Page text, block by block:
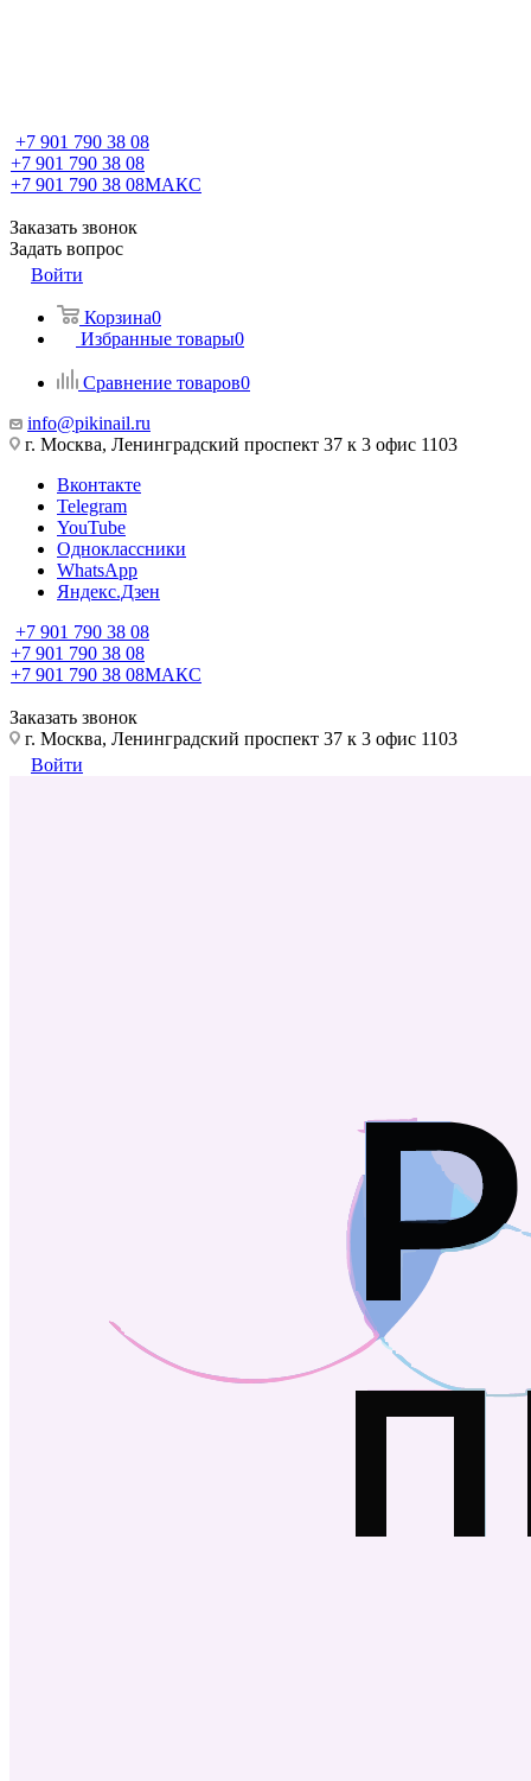
+7 901 790 38 08
+7 901 790 38 08
+7 901 790 38 08МАКС
Заказать звонок
Задать вопрос
Войти
Корзина0
Избранные товары0
Сравнение товаров0
info@pikinail.ru
г. Москва, Ленинградский проспект 37 к 3 офис 1103
Вконтакте
Telegram
YouTube
Одноклассники
WhatsApp
Яндекс.Дзен
+7 901 790 38 08
+7 901 790 38 08
+7 901 790 38 08МАКС
Заказать звонок
г. Москва, Ленинградский проспект 37 к 3 офис 1103
Войти